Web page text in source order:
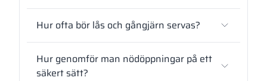
Hur ofta bör lås och gångjärn servas?
Hur genomför man nödöppningar på ett
säkert sätt?